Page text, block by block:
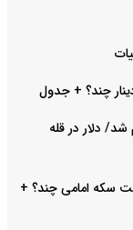
امروز دوشنبه ۱۹ مرداد ۱۴۰۵ اعلام شد/ دلار در قله
امروز دوشنبه ۱۹ مرداد ۱۴۰۵ / قیمت سکه امامی چند؟ +